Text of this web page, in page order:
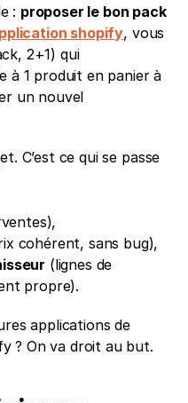
: proposer le bon pack
shopify, vous
2+1) qui
à 1 produit en panier à
un nouvel
C’est ce qui se passe
cohérent, sans bug),
(lignes de
propre).
applications de
? On va droit au but.